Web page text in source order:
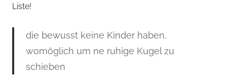
Liste!
die bewusst keine Kinder haben,
womöglich um ne ruhige Kugel zu
schieben